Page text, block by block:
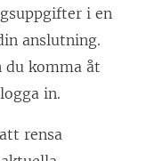
i en
anslutning.
du komma åt
in.
rensa